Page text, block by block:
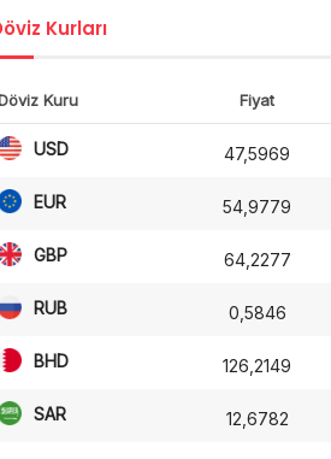
Kurları
Kuru Fiyat
USD 47,5969
EUR 54,9779
GBP 64,2277
RUB 0,5846
BHD 126,2149
SAR 12,6782